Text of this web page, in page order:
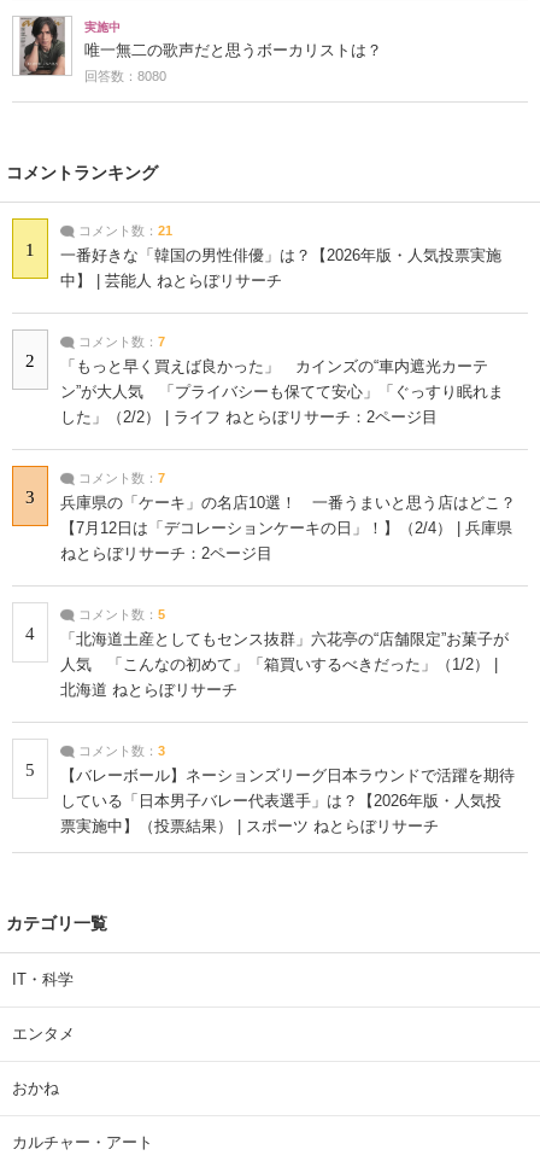
実施中
唯一無二の歌声だと思うボーカリストは？
回答数：8080
コメントランキング
1
コメント数： 21
一番好きな「韓国の男性俳優」は？【2026年版・人気投票実施
中】 | 芸能人 ねとらぼリサーチ
2
コメント数： 7
「もっと早く買えば良かった」 カインズの“車内遮光カーテ
ン”が大人気 「プライバシーも保てて安心」「ぐっすり眠れま
した」（2/2） | ライフ ねとらぼリサーチ：2ページ目
3
コメント数： 7
兵庫県の「ケーキ」の名店10選！ 一番うまいと思う店はどこ？
【7月12日は「デコレーションケーキの日」！】（2/4） | 兵庫県
ねとらぼリサーチ：2ページ目
4
コメント数： 5
「北海道土産としてもセンス抜群」六花亭の“店舗限定”お菓子が
人気 「こんなの初めて」「箱買いするべきだった」（1/2） |
北海道 ねとらぼリサーチ
5
コメント数： 3
【バレーボール】ネーションズリーグ日本ラウンドで活躍を期待
している「日本男子バレー代表選手」は？【2026年版・人気投
票実施中】（投票結果） | スポーツ ねとらぼリサーチ
カテゴリ一覧
IT・科学
エンタメ
おかね
カルチャー・アート